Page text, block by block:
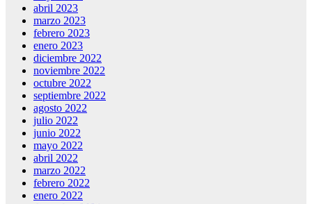
abril 2023
marzo 2023
febrero 2023
enero 2023
diciembre 2022
noviembre 2022
octubre 2022
septiembre 2022
agosto 2022
julio 2022
junio 2022
mayo 2022
abril 2022
marzo 2022
febrero 2022
enero 2022